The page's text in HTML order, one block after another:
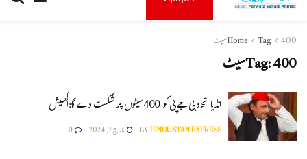
Home Tag 400سیٹ
Tag:400سیٹ
انڈیا اتحاد بی جے پی کو 400سیٹوں پر شکست دے گا:اکھلیش
BYHINDUSTAN EXPRESS مارچ 7, 2024 0